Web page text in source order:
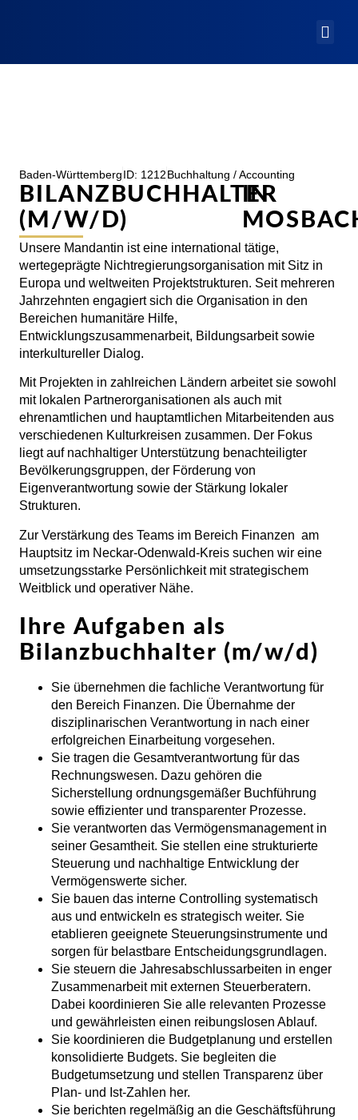
Baden-WürttembergID: 1212Buchhaltung / Accounting
BILANZBUCHHALTER
(M/W/D)
IN
Unsere Mandantin ist eine international tätige,
wertegeprägte Nichtregierungsorganisation mit Sitz in
Europa und weltweiten Projektstrukturen. Seit mehreren
Jahrzehnten engagiert sich die Organisation in den
Bereichen humanitäre Hilfe,
Entwicklungszusammenarbeit, Bildungsarbeit sowie
interkultureller Dialog.
Mit Projekten in zahlreichen Ländern arbeitet sie sowohl
mit lokalen Partnerorganisationen als auch mit
ehrenamtlichen und hauptamtlichen Mitarbeitenden aus
verschiedenen Kulturkreisen zusammen. Der Fokus
liegt auf nachhaltiger Unterstützung benachteiligter
Bevölkerungsgruppen, der Förderung von
Eigenverantwortung sowie der Stärkung lokaler
Strukturen.
Zur Verstärkung des Teams im Bereich Finanzen am
Hauptsitz im Neckar-Odenwald-Kreis suchen wir eine
umsetzungsstarke Persönlichkeit mit strategischem
Weitblick und operativer Nähe.
Ihre Aufgaben als
Bilanzbuchhalter (m/w/d)
Sie übernehmen die fachliche Verantwortung für
den Bereich Finanzen. Die Übernahme der
disziplinarischen Verantwortung in nach einer
erfolgreichen Einarbeitung vorgesehen.
Sie tragen die Gesamtverantwortung für das
Rechnungswesen. Dazu gehören die
Sicherstellung ordnungsgemäßer Buchführung
sowie effizienter und transparenter Prozesse.
Sie verantworten das Vermögensmanagement in
seiner Gesamtheit. Sie stellen eine strukturierte
Steuerung und nachhaltige Entwicklung der
Vermögenswerte sicher.
Sie bauen das interne Controlling systematisch
aus und entwickeln es strategisch weiter. Sie
etablieren geeignete Steuerungsinstrumente und
sorgen für belastbare Entscheidungsgrundlagen.
Sie steuern die Jahresabschlussarbeiten in enger
Zusammenarbeit mit externen Steuerberatern.
Dabei koordinieren Sie alle relevanten Prozesse
und gewährleisten einen reibungslosen Ablauf.
Sie koordinieren die Budgetplanung und erstellen
konsolidierte Budgets. Sie begleiten die
Budgetumsetzung und stellen Transparenz über
Plan- und Ist-Zahlen her.
Sie berichten regelmäßig an die Geschäftsführung